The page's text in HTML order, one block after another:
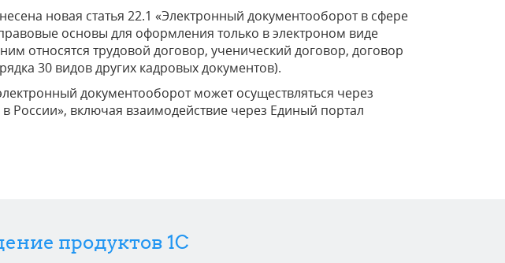
новая статья 22.1 «Электронный документооборот в сфере
основы для оформления только в электроном виде
относятся трудовой договор, ученический договор, договор
30 видов других кадровых документов).
документооборот может осуществляться через
России», включая взаимодействие через Единый портал
продуктов 1C